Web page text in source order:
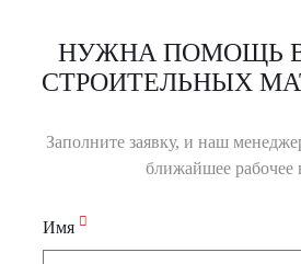
НУЖНА ПОМОЩЬ
СТРОИТЕЛЬНЫХ
Заполните заявку, и наш
ближайшее рабочее
Имя